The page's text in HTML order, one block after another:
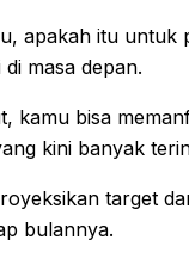
apakah itu untuk
masa depan.
kamu bisa
kini banyak
target
bulannya.